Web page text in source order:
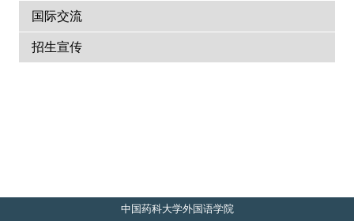
国际交流
招生宣传
中国药科大学外国语学院